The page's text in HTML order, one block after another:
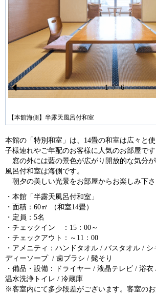
Pr
ev
us
【本館海側】半露天風呂付和室
1 / 6
本館の「特別和室」は、14畳の和室は広々と
子様連れやご年配のお客様に人気のお部屋です
窓の外には藍の景色が広がり開放的な気分
風呂付和室は海側です。
朝夕の美しい光景をお部屋からお楽しみ下さ
・本館「半露天風呂付和室」
・面積：60㎡ （和室14畳）
・定員：5名
・チェックイン ：15：00～
・チェックアウト：～11：00
・アメニティ：ハンドタオル / バスタオル /
ディーソープ / 歯ブラシ / 髭そり
・備品・設備：ドライヤー / 液晶テレビ / 浴
温水洗浄トイレ / 冷蔵庫
※客室内にて多少段差がございます。客室の